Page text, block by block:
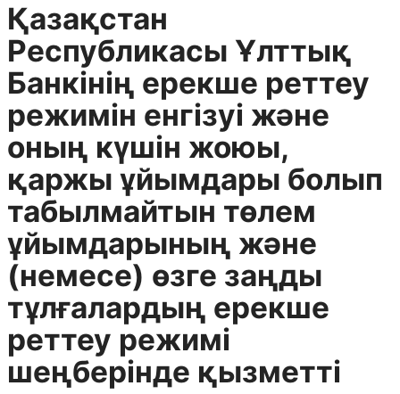
Қазақстан
Республикасы Ұлттық
Банкінің ерекше реттеу
режимін енгізуі және
оның күшін жоюы,
қаржы ұйымдары болып
табылмайтын төлем
ұйымдарының және
(немесе) өзге заңды
тұлғалардың ерекше
реттеу режимі
шеңберінде қызметті